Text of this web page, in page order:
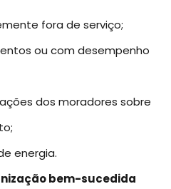
fora de serviço;
ou com desempenho
dos moradores sobre
energia.
bem-sucedida